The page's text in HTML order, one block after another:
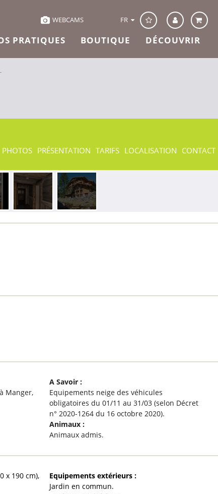
WEBCAMS FR
PRATIQUES BOUTIQUE DÉCOUVRIR
PHOTOS PRÉSENTATION TARIFS LOCALISATION CONTACT
Manger
A Savoir :
Equipements neige des véhicules
obligatoires du 01/11 au 31/03 (selon Décret
n° 2020-1264 du 16 octobre 2020)
Animaux :
Animaux admis
x 190 cm)
Equipements extérieurs :
Jardin en commun